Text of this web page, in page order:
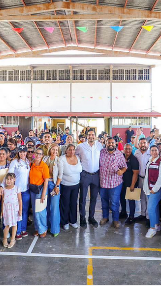
Realiza Gobierno de Reynosa programa
Acción y Conciencia en Campestre e
Integración Familiar ago 8, 2 026. El
Municipal de Reynosa que preside el
Carlos Peña Ortiz mantiene activo el
programa Acción y Conciencia para mejorar
la imagen urbana y recuperar espacios
públicos en beneficio de las familias de las
colonias populares. Como parte de esta
estrategia, el Secretario de Servicios
José Antonio Chávez Herrera coordinó las
labores en la colonia Campe